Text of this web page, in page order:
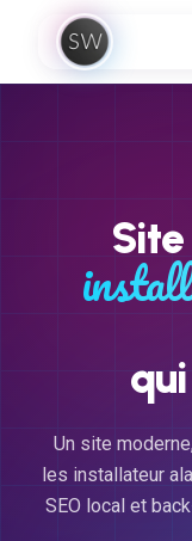
Aller au contenu
Un site
les installateur
SEO local et